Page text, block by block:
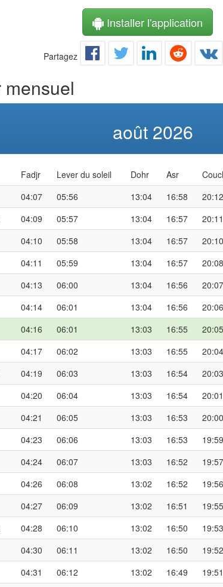
Installer l'application
Partagez
août 2026
Fadjr Lever du soleil Dohr Asr
04:07 05:56 13:04 16:58 20:12
04:09 05:57 13:04 16:57 20:11
04:10 05:58 13:04 16:57 20:10
04:11 05:59 13:04 16:57 20:08
04:13 06:00 13:04 16:56 20:07
04:14 06:01 13:04 16:56 20:06
04:16 06:01 13:03 16:55 20:05
04:17 06:02 13:03 16:55 20:04
04:19 06:03 13:03 16:54 20:03
04:20 06:04 13:03 16:54 20:01
04:21 06:05 13:03 16:53 20:00
04:23 06:06 13:03 16:53 19:59
04:24 06:07 13:03 16:52 19:57
04:26 06:08 13:02 16:52 19:56
04:27 06:09 13:02 16:51 19:55
04:28 06:10 13:02 16:50 19:53
04:30 06:11 13:02 16:50 19:52
04:31 06:12 13:02 16:49 19:51